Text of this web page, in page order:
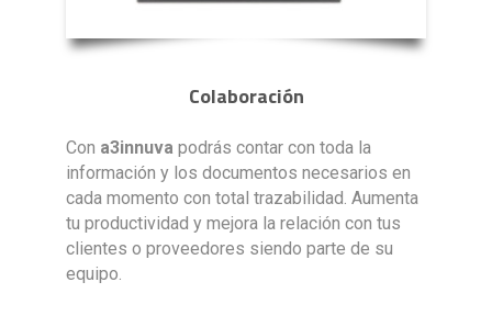
Colaboración
Con a3innuva podrás contar con toda la
información y los documentos necesarios en
cada momento con total trazabilidad. Aumenta
tu productividad y mejora la relación con tus
clientes o proveedores siendo parte de su
equipo.